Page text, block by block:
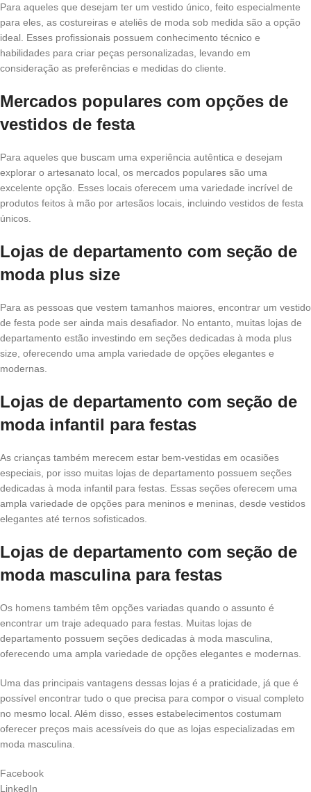
Para aqueles que desejam ter um vestido único, feito especialmente
para eles, as costureiras e ateliês de moda sob medida são a opção
ideal. Esses profissionais possuem conhecimento técnico e
habilidades para criar peças personalizadas, levando em
consideração as preferências e medidas do cliente.
Mercados populares com opções de
vestidos de festa
Para aqueles que buscam uma experiência autêntica e desejam
explorar o artesanato local, os mercados populares são uma
excelente opção. Esses locais oferecem uma variedade incrível de
produtos feitos à mão por artesãos locais, incluindo vestidos de festa
únicos.
Lojas de departamento com seção de
moda plus size
Para as pessoas que vestem tamanhos maiores, encontrar um vestido
de festa pode ser ainda mais desafiador. No entanto, muitas lojas de
departamento estão investindo em seções dedicadas à moda plus
size, oferecendo uma ampla variedade de opções elegantes e
modernas.
Lojas de departamento com seção de
moda infantil para festas
As crianças também merecem estar bem-vestidas em ocasiões
especiais, por isso muitas lojas de departamento possuem seções
dedicadas à moda infantil para festas. Essas seções oferecem uma
ampla variedade de opções para meninos e meninas, desde vestidos
elegantes até ternos sofisticados.
Lojas de departamento com seção de
moda masculina para festas
Os homens também têm opções variadas quando o assunto é
encontrar um traje adequado para festas. Muitas lojas de
departamento possuem seções dedicadas à moda masculina,
oferecendo uma ampla variedade de opções elegantes e modernas.
Uma das principais vantagens dessas lojas é a praticidade, já que é
possível encontrar tudo o que precisa para compor o visual completo
no mesmo local. Além disso, esses estabelecimentos costumam
oferecer preços mais acessíveis do que as lojas especializadas em
moda masculina.
Facebook
LinkedIn